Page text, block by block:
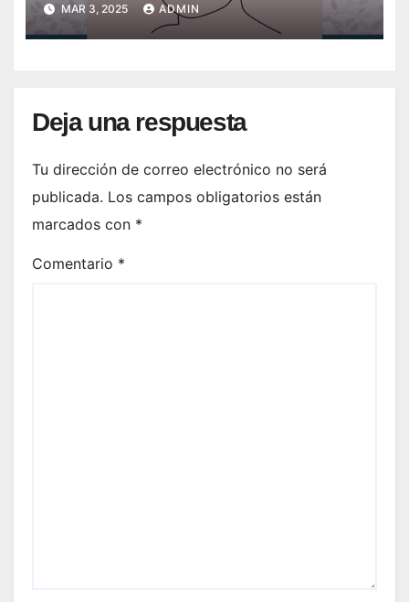
MAR 3, 2025 ADMIN
Deja una respuesta
Tu dirección de correo electrónico no será
publicada. Los campos obligatorios están
marcados con *
Comentario *